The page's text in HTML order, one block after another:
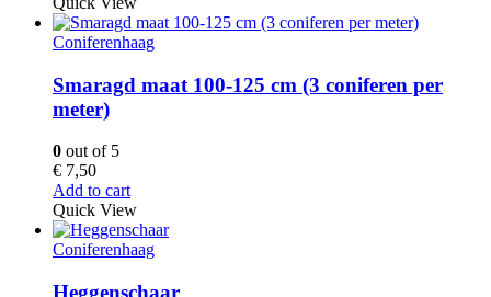
Coniferenhaag
Smaragd maat 100-125 cm (3 coniferen per
meter)
0 out of 5
€ 7,50
Add to cart
Quick View
Coniferenhaag
Heggenschaar